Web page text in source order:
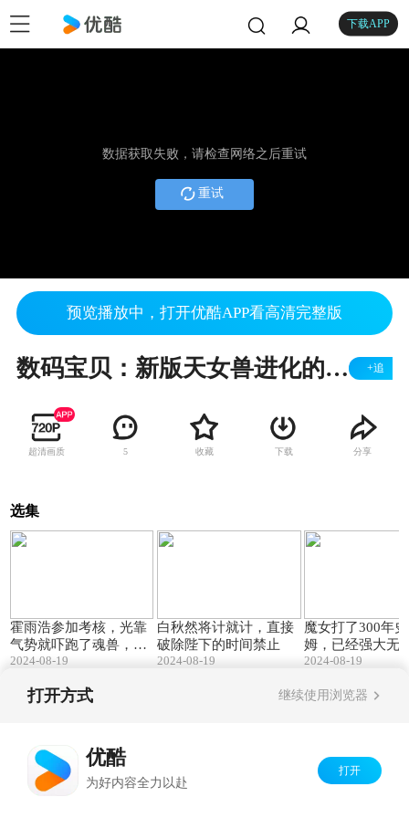
下载APP
数据获取失败，请检查网络之后重试
重试
预览播放中，打开优酷APP看高清完整版
数码宝贝：新版天女兽进化的姿势，爱了爱了 +追
超清画质 5 收藏 下载 分享
选集
霍雨浩参加考核，光靠
气势就吓跑了魂兽，直
接满分
2024-08-19
白秋然将计就计，直接
破除陛下的时间禁止
2024-08-19
魔女打了300年
姆，已经强大无
只想过悠闲的日
2024-08-19
打开方式 继续使用浏览器
优酷
为好内容全力以赴
打开